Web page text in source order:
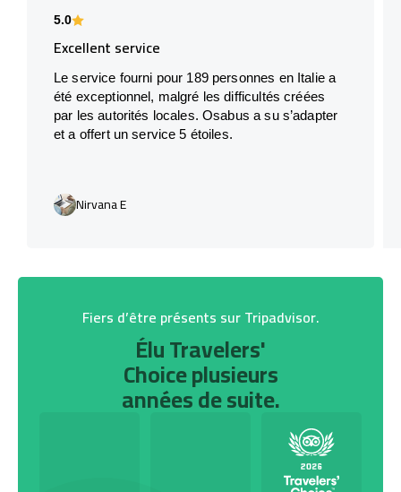
5.0
Excellent service
Le service fourni pour 189 personnes en Italie a
été exceptionnel, malgré les difficultés créées
par les autorités locales. Osabus a su s’adapter
et a offert un service 5 étoiles.
Nirvana E
Fiers d’être présents sur Tripadvisor.
Élu Travelers'
Choice plusieurs
années de suite.